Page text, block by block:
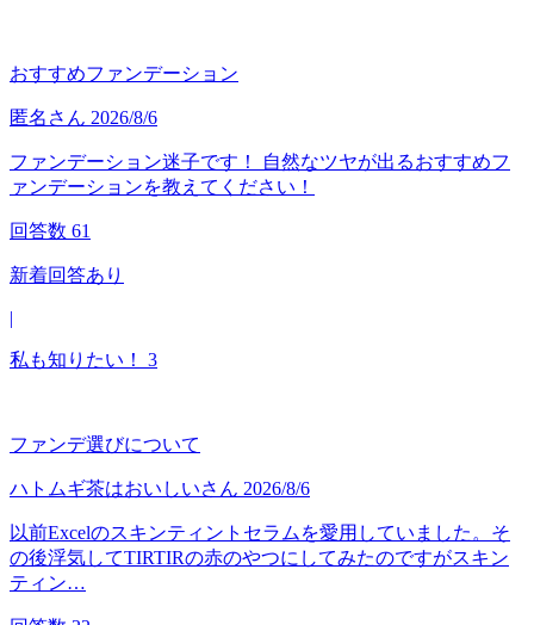
おすすめファンデーション
匿名 さん 2026/8/6
ファンデーション迷子です！ 自然なツヤが出るおすすめフ
ァンデーションを教えてください！
回答数 61
新着回答あり
|
私も知りたい！ 3
ファンデ選びについて
ハトムギ茶はおいしいさん 2026/8/6
以前Excelのスキンティントセラムを愛用していました。そ
の後浮気してTIRTIRの赤のやつにしてみたのですがスキン
ティン…